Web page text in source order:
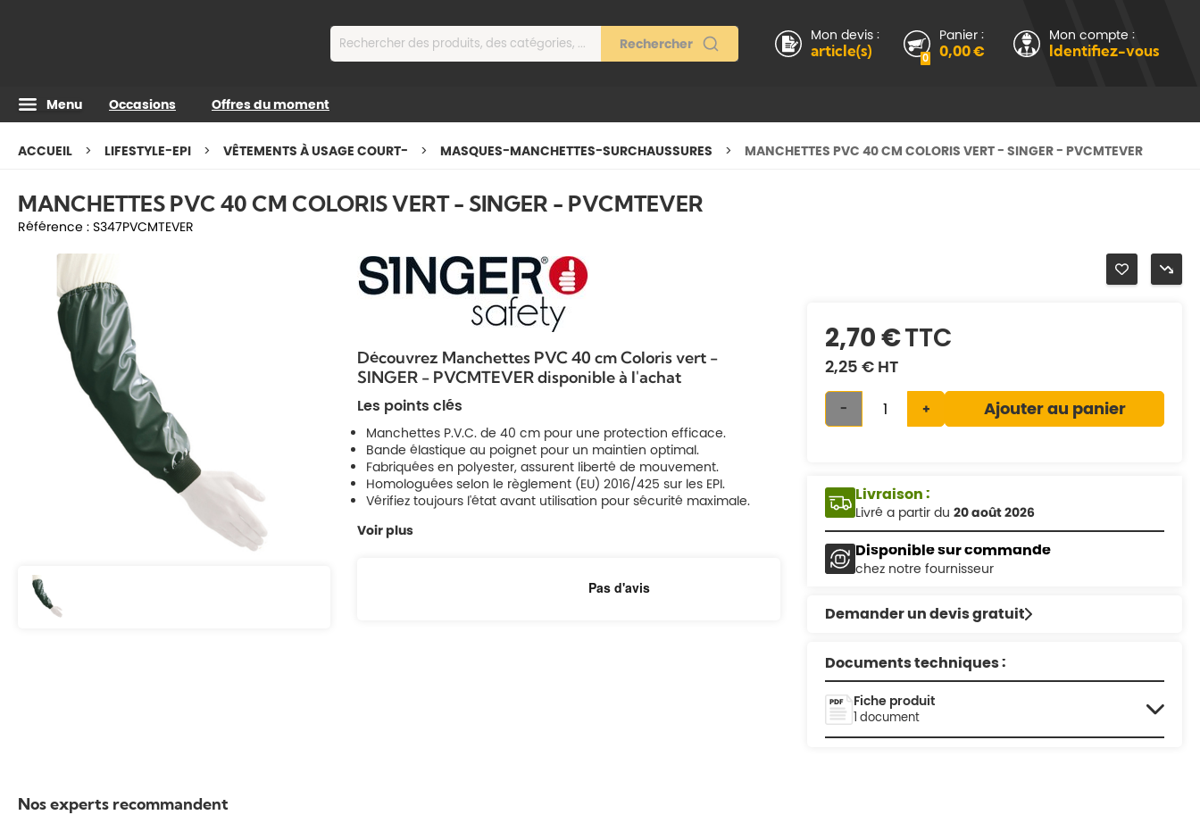
Mon devis :
article(s) 0
Panier :
0,00 €
Mon compte :
Identifiez-vous
Menu Occasions Offres du moment
ACCUEIL LIFESTYLE-EPI VÊTEMENTS À USAGE COURT- MASQUES-MANCHETTES-SURCHAUSSURES MANCHETTES PVC 40 CM COLORIS VERT - SINGER - PVCMTEVER
MANCHETTES PVC 40 CM COLORIS VERT - SINGER - PVCMTEVER
Référence : S347PVCMTEVER
Découvrez Manchettes PVC 40 cm Coloris vert -
SINGER - PVCMTEVER disponible à l'achat
Les points clés
Manchettes P.V.C. de 40 cm pour une protection efficace.
Bande élastique au poignet pour un maintien optimal.
Fabriquées en polyester, assurent liberté de mouvement.
Homologuées selon le règlement (EU) 2016/425 sur les EPI.
Vérifiez toujours l'état avant utilisation pour sécurité maximale.
Voir plus
2,70 €TTC
2,25 € HT
- + Ajouter au panier
Livraison :
Livré a partir du 20 août 2026
Disponible sur commande
chez notre fournisseur
Demander un devis gratuit
Documents techniques :
Fiche produit
1 document
Nos experts recommandent